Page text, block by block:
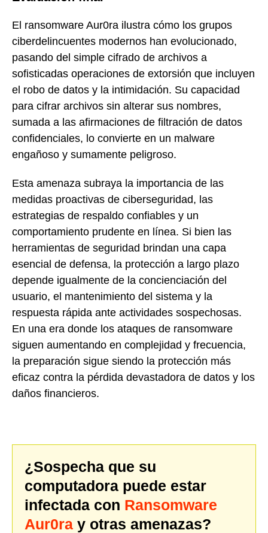
El ransomware Aur0ra ilustra cómo los grupos
ciberdelincuentes modernos han evolucionado,
pasando del simple cifrado de archivos a
sofisticadas operaciones de extorsión que incluyen
el robo de datos y la intimidación. Su capacidad
para cifrar archivos sin alterar sus nombres,
sumada a las afirmaciones de filtración de datos
confidenciales, lo convierte en un malware
engañoso y sumamente peligroso.
Esta amenaza subraya la importancia de las
medidas proactivas de ciberseguridad, las
estrategias de respaldo confiables y un
comportamiento prudente en línea. Si bien las
herramientas de seguridad brindan una capa
esencial de defensa, la protección a largo plazo
depende igualmente de la concienciación del
usuario, el mantenimiento del sistema y la
respuesta rápida ante actividades sospechosas.
En una era donde los ataques de ransomware
siguen aumentando en complejidad y frecuencia,
la preparación sigue siendo la protección más
eficaz contra la pérdida devastadora de datos y los
daños financieros.
¿Sospecha que su
computadora puede estar
infectada con Ransomware
Aur0ra y otras amenazas?